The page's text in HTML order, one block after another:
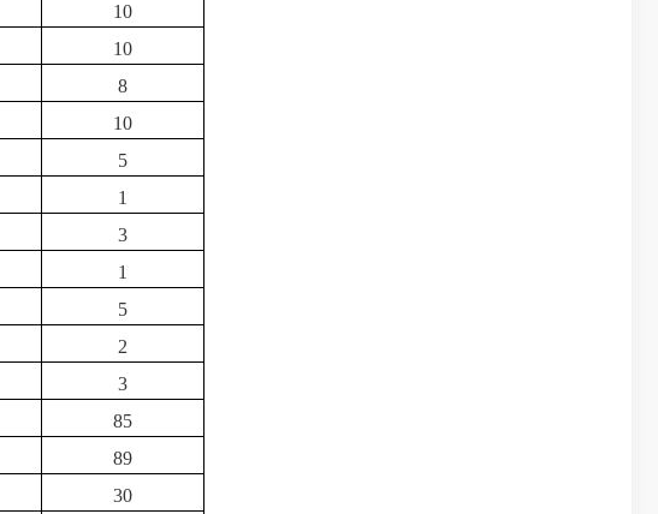
10
10
8
10
5
1
3
1
5
2
3
85
89
30